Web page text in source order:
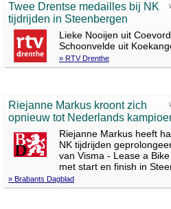
Twee Drentse medailles bij NK
tijdrijden in Steenbergen
Lieke Nooijen uit
Schoonvelde uit
» RTV Drenthe
Riejanne Markus kroont zich
opnieuw tot Nederlands
Riejanne Markus heeft
NK tijdrijden
van Visma - Lease a
met start en finish in
» Brabants Dagblad